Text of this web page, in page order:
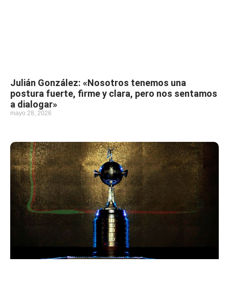
Julián González: «Nosotros tenemos una
postura fuerte, firme y clara, pero nos sentamos
a dialogar»
mayo 28, 2026